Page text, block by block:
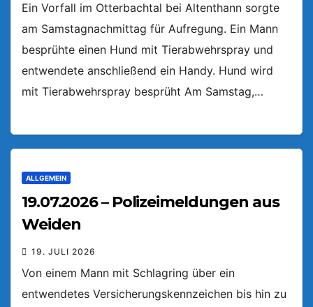
Ein Vorfall im Otterbachtal bei Altenthann sorgte
am Samstagnachmittag für Aufregung. Ein Mann
besprühte einen Hund mit Tierabwehrspray und
entwendete anschließend ein Handy. Hund wird
mit Tierabwehrspray besprüht Am Samstag,…
ALLGEMEIN
19.07.2026 – Polizeimeldungen aus
Weiden
19. JULI 2026
Von einem Mann mit Schlagring über ein
entwendetes Versicherungskennzeichen bis hin zu